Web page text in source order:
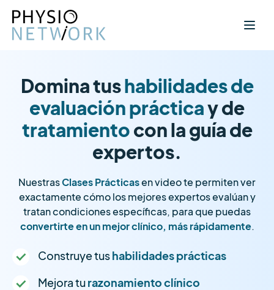
Domina tushabilidades de
evaluación prácticay de
tratamientocon la guía de
expertos.
NuestrasClases Prácticasen video te permiten ver
exactamente cómo los mejores expertos evalúan y
tratan condiciones específicas, para que puedas
convertirte en un mejor clínico, más rápidamente.
Construye tushabilidades prácticas
Mejora turazonamiento clínico